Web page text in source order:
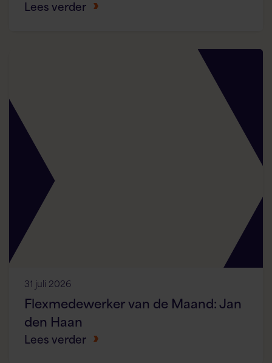
Lees verder
31 juli 2026
Flexmedewerker van de Maand: Jan
den Haan
Lees verder